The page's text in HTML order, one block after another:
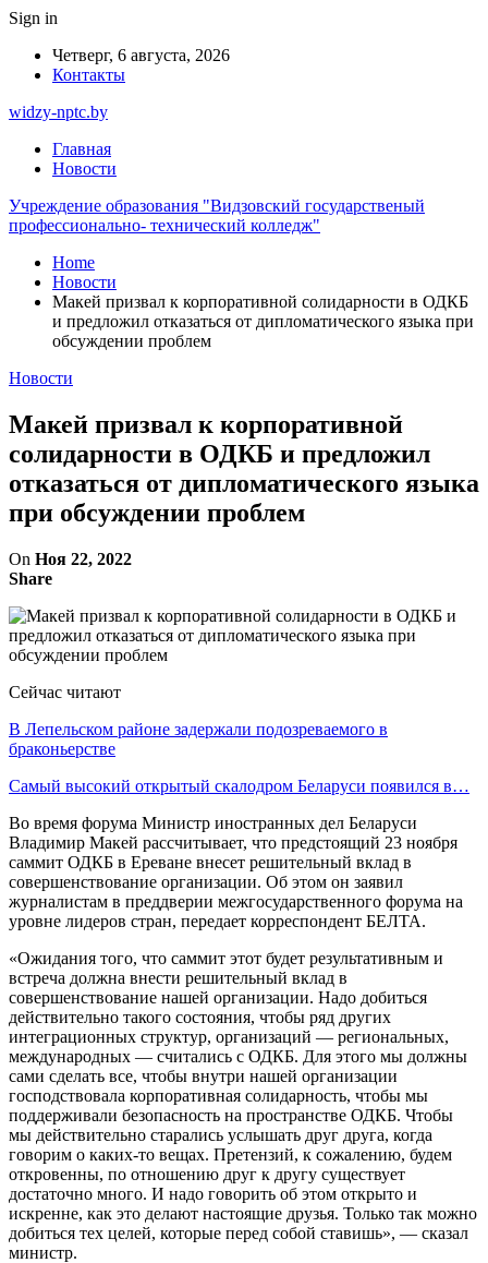
Sign in
Четверг, 6 августа, 2026
Контакты
widzy-nptc.by
Главная
Новости
Учреждение образования "Видзовский государственый
профессионально- технический колледж"
Home
Новости
Макей призвал к корпоративной солидарности в ОДКБ
и предложил отказаться от дипломатического языка при
обсуждении проблем
Новости
Макей призвал к корпоративной
солидарности в ОДКБ и предложил
отказаться от дипломатического языка
при обсуждении проблем
On Ноя 22, 2022
Share
Сейчас читают
В Лепельском районе задержали подозреваемого в
браконьерстве
Самый высокий открытый скалодром Беларуси появился в…
Во время форума Министр иностранных дел Беларуси
Владимир Макей рассчитывает, что предстоящий 23 ноября
саммит ОДКБ в Ереване внесет решительный вклад в
совершенствование организации. Об этом он заявил
журналистам в преддверии межгосударственного форума на
уровне лидеров стран, передает корреспондент БЕЛТА.
«Ожидания того, что саммит этот будет результативным и
встреча должна внести решительный вклад в
совершенствование нашей организации. Надо добиться
действительно такого состояния, чтобы ряд других
интеграционных структур, организаций — региональных,
международных — считались с ОДКБ. Для этого мы должны
сами сделать все, чтобы внутри нашей организации
господствовала корпоративная солидарность, чтобы мы
поддерживали безопасность на пространстве ОДКБ. Чтобы
мы действительно старались услышать друг друга, когда
говорим о каких-то вещах. Претензий, к сожалению, будем
откровенны, по отношению друг к другу существует
достаточно много. И надо говорить об этом открыто и
искренне, как это делают настоящие друзья. Только так можно
добиться тех целей, которые перед собой ставишь», — сказал
министр.